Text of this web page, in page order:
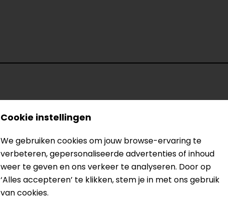
Licht
Cookie instellingen
We gebruiken cookies om jouw browse-ervaring te
verbeteren, gepersonaliseerde advertenties of inhoud
weer te geven en ons verkeer te analyseren. Door op
‘Alles accepteren’ te klikken, stem je in met ons gebruik
van cookies.